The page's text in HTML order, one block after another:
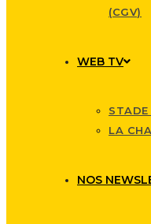
(CGV)
WEB TV
STADE
LA
NOS